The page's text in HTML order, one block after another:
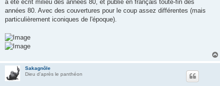
a été écrit milieu des années 80, et publié en français toute-fin des
années 80. Avec des couvertures pour le coup assez différentes (mais
particulièrement iconiques de l'époque).
Sakagnôle
Dieu d'après le panthéon